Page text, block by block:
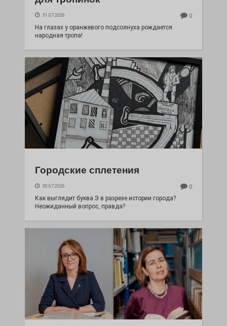
31.07.2026 0
На глазах у оранжевого подсолнуха рождается
народная тропа!
Городские сплетения
30.07.2026 0
Как выглядит буква Э в разрезе истории города?
Неожиданный вопрос, правда?